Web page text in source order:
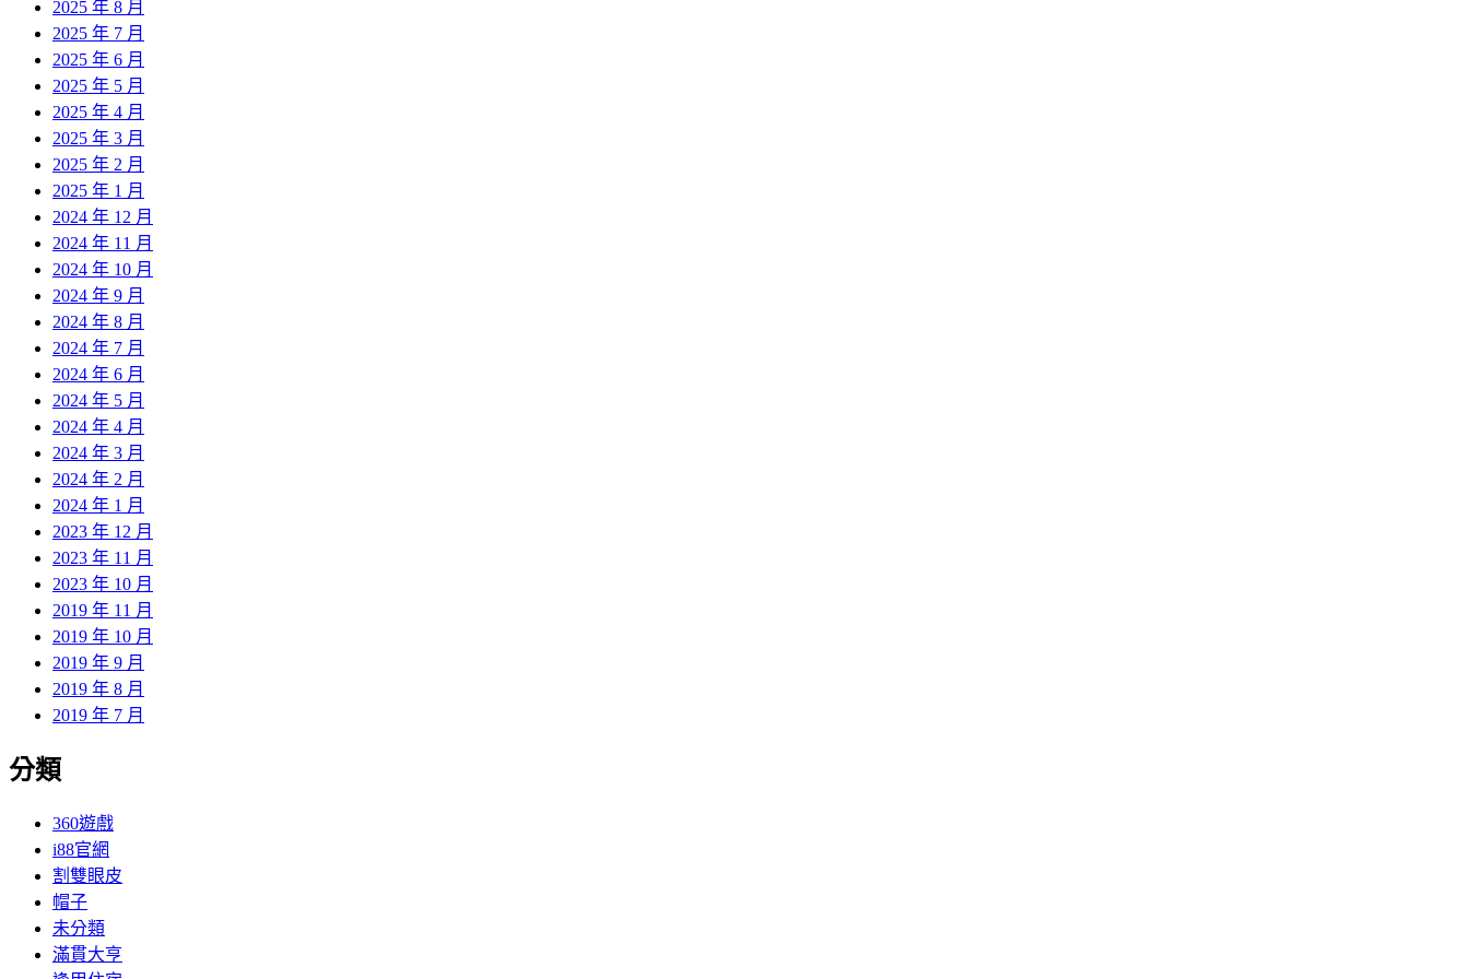
2025 年 8 月
2025 年 7 月
2025 年 6 月
2025 年 5 月
2025 年 4 月
2025 年 3 月
2025 年 2 月
2025 年 1 月
2024 年 12 月
2024 年 11 月
2024 年 10 月
2024 年 9 月
2024 年 8 月
2024 年 7 月
2024 年 6 月
2024 年 5 月
2024 年 4 月
2024 年 3 月
2024 年 2 月
2024 年 1 月
2023 年 12 月
2023 年 11 月
2023 年 10 月
2019 年 11 月
2019 年 10 月
2019 年 9 月
2019 年 8 月
2019 年 7 月
分類
360遊戲
i88官網
割雙眼皮
帽子
未分類
滿貫大亨